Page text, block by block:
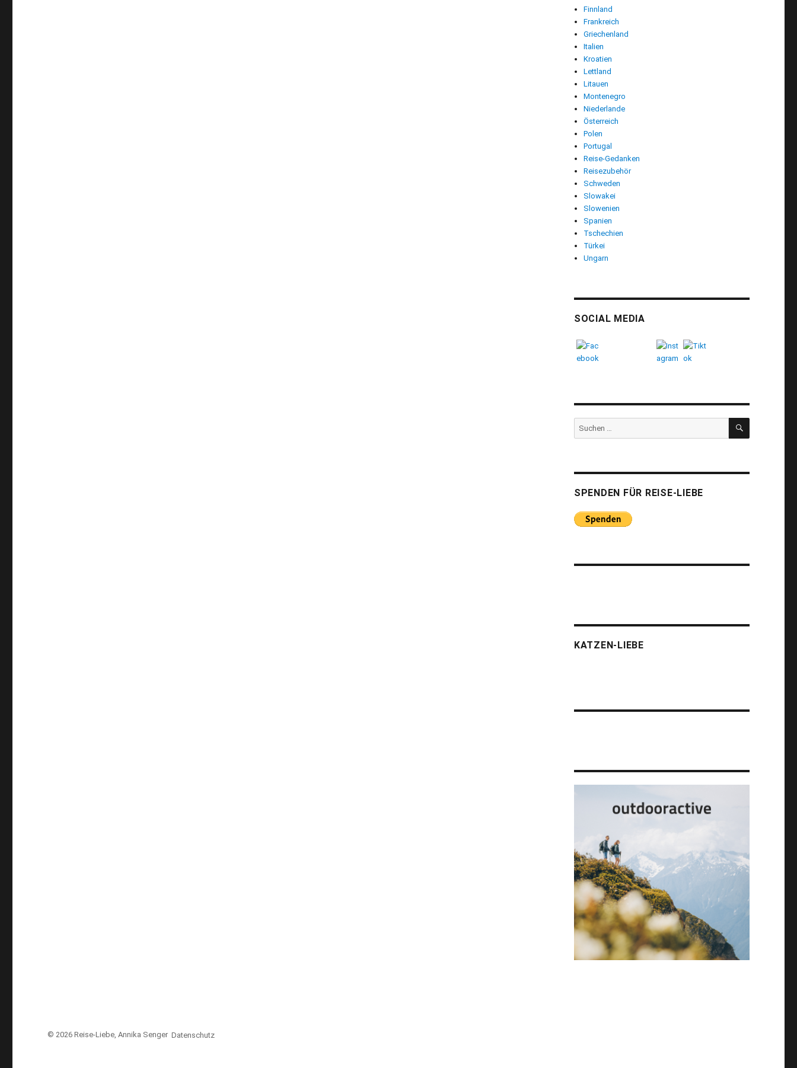
Finnland
Frankreich
Griechenland
Italien
Kroatien
Lettland
Litauen
Montenegro
Niederlande
Österreich
Polen
Portugal
Reise-Gedanken
Reisezubehör
Schweden
Slowakei
Slowenien
Spanien
Tschechien
Türkei
Ungarn
SOCIAL MEDIA
Suchen
nach:
SUCHEN
SPENDEN FÜR REISE-LIEBE
KATZEN-LIEBE
Datenschutz
© 2026Reise-Liebe, Annika Senger